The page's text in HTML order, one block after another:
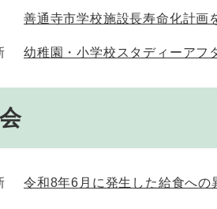
善通寺市学校施設長寿命化計画
幼稚園・小学校スタディーアフ
令和8年6月に発生した給食への